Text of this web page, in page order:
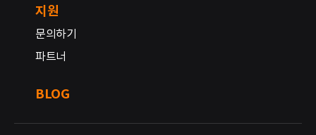
지원
문의하기
파트너
BLOG